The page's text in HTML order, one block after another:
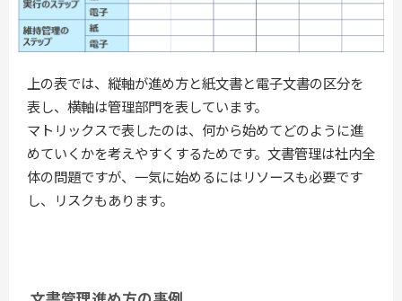
上の表では、縦軸が進め方と紙文書と電子文書の区分を
表し、横軸は管理部門を表しています。
マトリックスで表したのは、何から始めてどのように進
めていくかを考えやすくするためです。文書管理は社内全
体の問題ですが、一気に始めるにはリソースも必要です
し、リスクもあります。